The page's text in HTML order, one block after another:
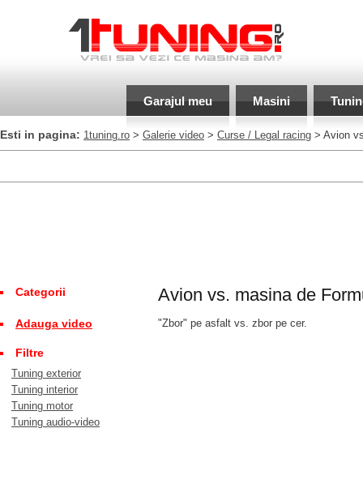
Garajul meu Masini
Esti in pagina: 1tuning.ro > Galerie video > Curse / Legal racing > Avion
Categorii
Adauga video
Filtre
Tuning exterior
Tuning interior
Tuning motor
Tuning audio-video
Avion vs. masina de
"Zbor" pe asfalt vs. zbor pe cer.